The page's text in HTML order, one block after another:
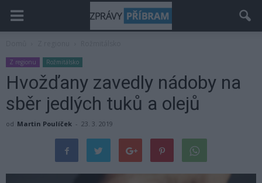
Z regionu Rožmitálsko
Hvožďany zavedly nádoby na
sběr jedlých tuků a olejů
od Martin Poulíček - 23. 3. 2019